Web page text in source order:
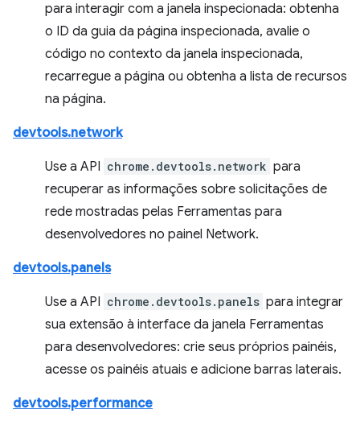
para interagir com a janela inspecionada: obtenha
o ID da guia da página inspecionada, avalie o
código no contexto da janela inspecionada,
recarregue a página ou obtenha a lista de recursos
na página.
devtools.network
Use a API chrome.devtools.network para
recuperar as informações sobre solicitações de
rede mostradas pelas Ferramentas para
desenvolvedores no painel Network.
devtools.panels
Use a API chrome.devtools.panels para integrar
sua extensão à interface da janela Ferramentas
para desenvolvedores: crie seus próprios painéis,
acesse os painéis atuais e adicione barras laterais.
devtools.performance